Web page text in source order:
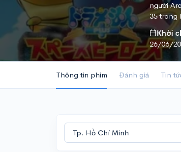
người
35 trong
Khởi
26/06/
Thông tin phim Đánh giá Tin